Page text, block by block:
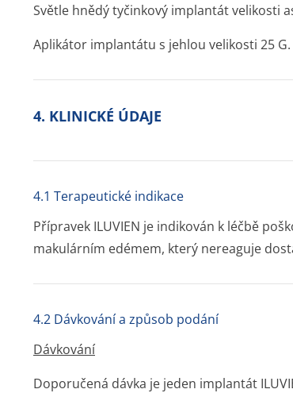
Světle hnědý tyčinkový implantát velikosti
Aplikátor implantátu s jehlou velikosti 25 G.
4. KLINICKÉ ÚDAJE
4.1 Terapeutické indikace
Přípravek ILUVIEN je indikován k léčbě
makulárním edémem, který nereaguje
4.2 Dávkování a způsob podání
Dávkování
Doporučená dávka je jeden implantát